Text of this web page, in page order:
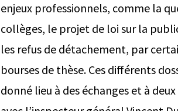
enjeux professionnels, comme la
collèges, le projet de loi sur la
les refus de détachement, par
bourses de thèse. Ces différents
donné lieu à des échanges et à